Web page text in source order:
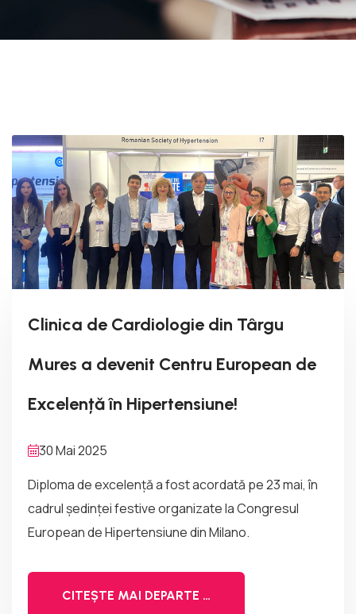
Clinica de Cardiologie din Târgu
Mures a devenit Centru European de
Excelențǎ în Hipertensiune!
30 Mai 2025
Diploma de excelență a fost acordată pe 23 mai, în
cadrul ședinței festive organizate la Congresul
European de Hipertensiune din Milano.
CITEȘTE MAI DEPARTE …